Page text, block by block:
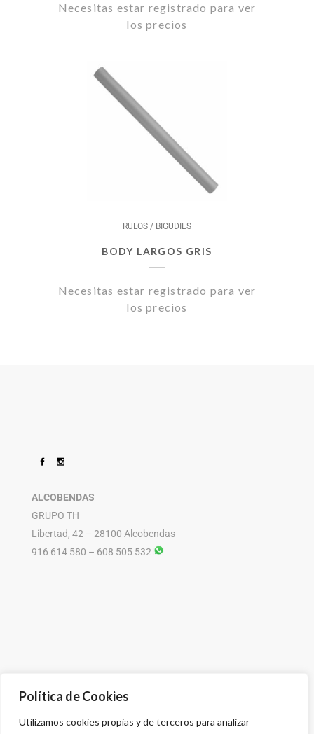
Política de Cookies
Utilizamos cookies propias y de terceros para analizar
Necesitas estar registrado para ver
los precios
RULOS / BIGUDIES
BODY LARGOS GRIS
Necesitas estar registrado para ver
los precios
ALCOBENDAS
GRUPO TH
Libertad, 42 – 28100 Alcobendas
916 614 580 – 608 505 532